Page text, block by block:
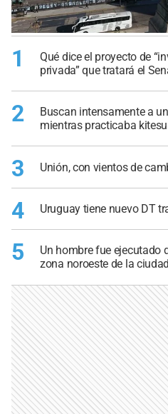
1
Qué dice el proyecto de
privada” que tratará el
2
Buscan intensamente a
mientras practicaba
3 Unión, con vientos de
4 Uruguay tiene nuevo DT
5
Un hombre fue ejecutado
zona noroeste de la ciudad